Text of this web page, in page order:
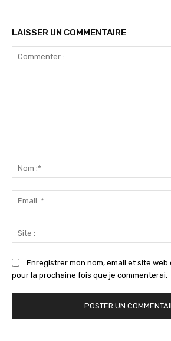
LAISSER UN COMMENTAIRE
Enregistrer mon nom, email et site
pour la prochaine fois que je commenterai.